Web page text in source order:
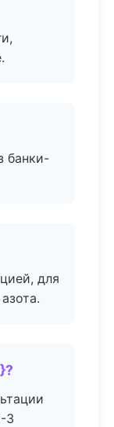
банки-
для
3